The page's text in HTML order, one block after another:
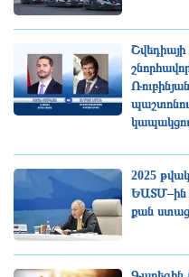
2025
ԵԱՏՄ–ին
քան